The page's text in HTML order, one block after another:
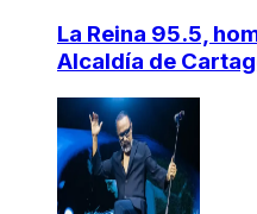
La Reina 95.5,
Alcaldía de